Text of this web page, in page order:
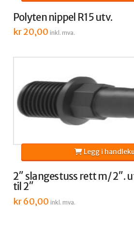
Polyten nippel R15 utv.
kr20,00 inkl. mva.
2″ slangestuss rett m/ 2″.
til 2″
kr60,00 inkl. mva.
Legg i